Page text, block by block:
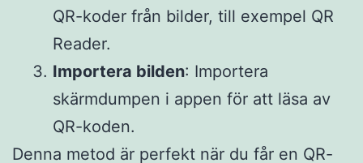
QR-koder från bilder, till exempel QR
Reader.​
Importera bilden: Importera
skärmdumpen i appen för att läsa av
QR-koden.​
Denna metod är perfekt när du får en QR-